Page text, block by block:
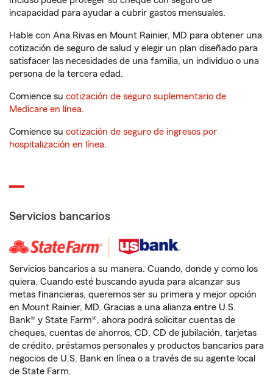
incapacidad para ayudar a cubrir gastos mensuales.
Hable con Ana Rivas en Mount Rainier, MD para obtener una
cotización de seguro de salud y elegir un plan diseñado para
satisfacer las necesidades de una familia, un individuo o una
persona de la tercera edad.
Comience su cotización de seguro suplementario de
Medicare en línea.
Comience su cotización de seguro de ingresos por
hospitalización en línea.
Servicios bancarios
Servicios bancarios a su manera. Cuando, donde y como los
quiera. Cuando esté buscando ayuda para alcanzar sus
metas financieras, queremos ser su primera y mejor opción
en Mount Rainier, MD. Gracias a una alianza entre U.S.
Bank® y State Farm®, ahora podrá solicitar cuentas de
cheques, cuentas de ahorros, CD, CD de jubilación, tarjetas
de crédito, préstamos personales y productos bancarios para
negocios de U.S. Bank en línea o a través de su agente local
de State Farm.